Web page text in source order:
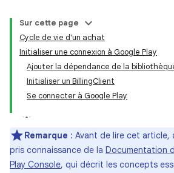
Sur cette page
Cycle de vie d'un achat
Initialiser une connexion à Google Play
Ajouter la dépendance de la
Initialiser un BillingClient
Se connecter à Google Play
Remarque : Avant de lire cet article,
pris connaissance de la Documentation
Play Console, qui décrit les concepts